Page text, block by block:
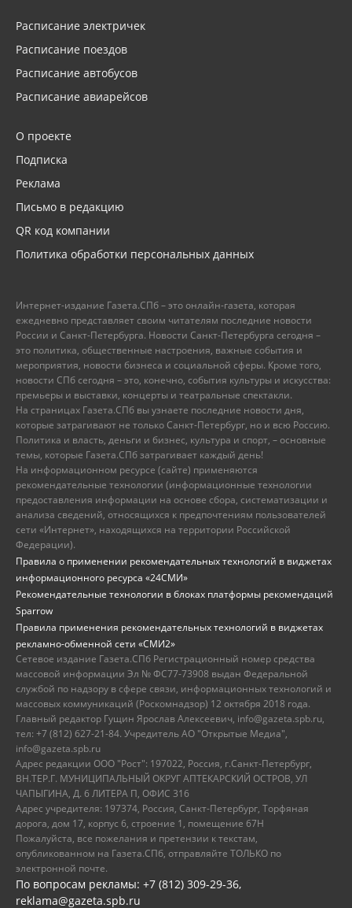
Расписание электричек
Расписание поездов
Расписание автобусов
Расписание авиарейсов
О проекте
Подписка
Реклама
Письмо в редакцию
QR код компании
Политика обработки персональных данных
Интернет-издание Газета.СПб – это онлайн-газета, которая
ежедневно представляет своим читателям последние новости
России и Санкт-Петербурга. Новости Санкт-Петербурга сегодня –
это политика, общественные настроения, важные события и
мероприятия, новости бизнеса и социальной сферы. Кроме того,
новости СПб сегодня – это, конечно, события культуры и искусства:
премьеры и выставки, концерты и театральные спектакли.
На страницах Газета.СПб вы узнаете последние новости дня,
которые затрагивают не только Санкт-Петербург, но и всю Россию.
Политика и власть, деньги и бизнес, культура и спорт, – основные
темы, которые Газета.СПб затрагивает каждый день!
На информационном ресурсе (сайте) применяются
рекомендательные технологии (информационные технологии
предоставления информации на основе сбора, систематизации и
анализа сведений, относящихся к предпочтениям пользователей
сети «Интернет», находящихся на территории Российской
Федерации).
Правила о применении рекомендательных технологий в виджетах
информационного ресурса «24СМИ»
Рекомендательные технологии в блоках платформы рекомендаций
Sparrow
Правила применения рекомендательных технологий в виджетах
рекламно-обменной сети «СМИ2»
Сетевое издание Газета.СПб Регистрационный номер средства
массовой информации Эл № ФС77-73908 выдан Федеральной
службой по надзору в сфере связи, информационных технологий и
массовых коммуникаций (Роскомнадзор) 12 октября 2018 года.
Главный редактор Гущин Ярослав Алексеевич, info@gazeta.spb.ru,
тел: +7 (812) 627-21-84. Учредитель АО "Открытые Медиа",
info@gazeta.spb.ru
Адрес редакции ООО "Рост": 197022, Россия, г.Санкт-Петербург,
ВН.ТЕР.Г. МУНИЦИПАЛЬНЫЙ ОКРУГ АПТЕКАРСКИЙ ОСТРОВ, УЛ
ЧАПЫГИНА, Д. 6 ЛИТЕРА П, ОФИС 316
Адрес учредителя: 197374, Россия, Санкт-Петербург, Торфяная
дорога, дом 17, корпус 6, строение 1, помещение 67Н
Пожалуйста, все пожелания и претензии к текстам,
опубликованном на Газета.СПб, отправляйте ТОЛЬКО по
электронной почте.
По вопросам рекламы: +7 (812) 309-29-36,
reklama@gazeta.spb.ru